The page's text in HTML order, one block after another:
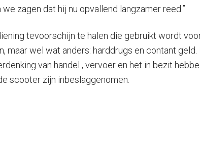
zagen dat hij nu opvallend langzamer reed.”
tevoorschijn te halen die gebruikt wordt
wel wat anders: harddrugs en contant
van handel , vervoer en het in bezit
scooter zijn inbeslaggenomen.